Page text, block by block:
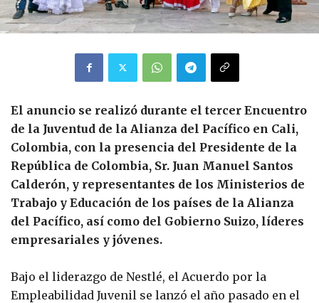
El anuncio se realizó durante el tercer Encuentro
de la Juventud de la Alianza del Pacífico en Cali,
Colombia, con la presencia del Presidente de la
República de Colombia, Sr. Juan Manuel Santos
Calderón, y representantes de los Ministerios de
Trabajo y Educación de los países de la Alianza
del Pacífico, así como del Gobierno Suizo, líderes
empresariales y jóvenes.
Bajo el liderazgo de Nestlé, el Acuerdo por la
Empleabilidad Juvenil se lanzó el año pasado en el